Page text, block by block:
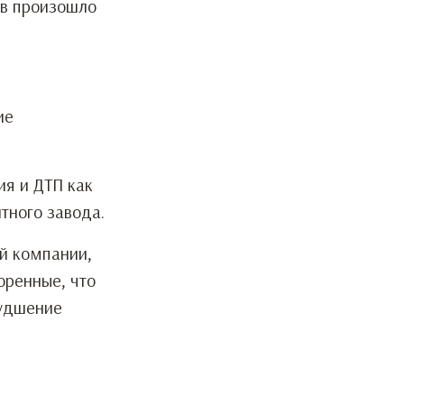
произошло
и ДТП как
завода.
компании,
что